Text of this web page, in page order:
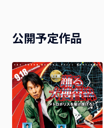
公開予定作品